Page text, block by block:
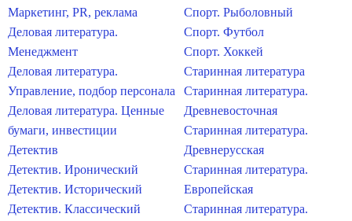
Маркетинг, PR, реклама
Деловая литература.
Менеджмент
Деловая литература.
Управление, подбор персонала
Деловая литература. Ценные
бумаги, инвестиции
Детектив
Детектив. Иронический
Детектив. Исторический
Детектив. Классический
Спорт. Рыболовный
Спорт. Футбол
Спорт. Хоккей
Старинная литература
Старинная литература.
Древневосточная
Старинная литература.
Древнерусская
Старинная литература.
Европейская
Старинная литература.